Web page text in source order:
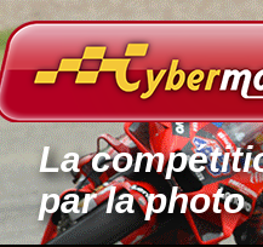
La
par la photo